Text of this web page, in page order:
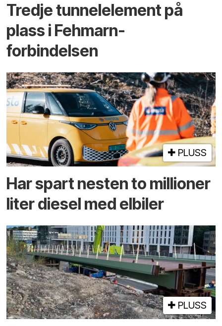
Tredje tunnel­element på
plass i Fehmarn-
forbindelsen
PLUSS
Har spart nesten to millioner
liter diesel med elbiler
PLUSS